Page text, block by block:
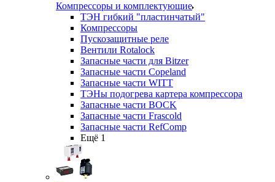
Компрессоры и комплектующие
ТЭН гибкий "пластинчатый"
Компрессоры
Пускозащитные реле
Вентили Rotalock
Запасные части для Bitzer
Запасные части Copeland
Запасные части WITT
ТЭНы подогрева картера компрессора
Запасные части BOCK
Запасные части Frascold
Запасные части RefComp
Ещё 1